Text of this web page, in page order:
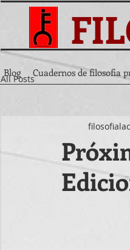
All Posts
Blog Cuadernos de filosofia